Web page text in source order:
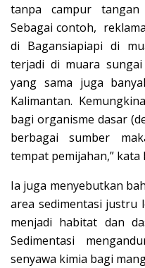
tanpa campur
Sebagai contoh,
di Bagansiapiapi di
terjadi di muara
yang sama juga
Kalimantan.
bagi organisme dasar
berbagai sumber
tempat pemijahan,” kata
Ia juga menyebutkan
area sedimentasi justru
menjadi habitat dan
Sedimentasi
senyawa kimia bagi